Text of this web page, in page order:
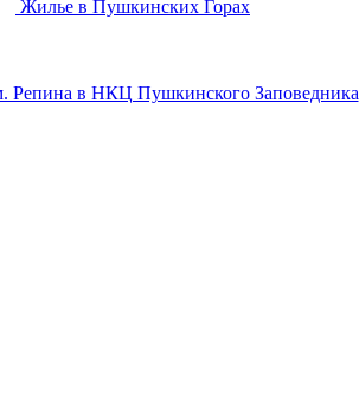
Жилье в Пушкинских Горах
Репина в НКЦ Пушкинского Заповедника